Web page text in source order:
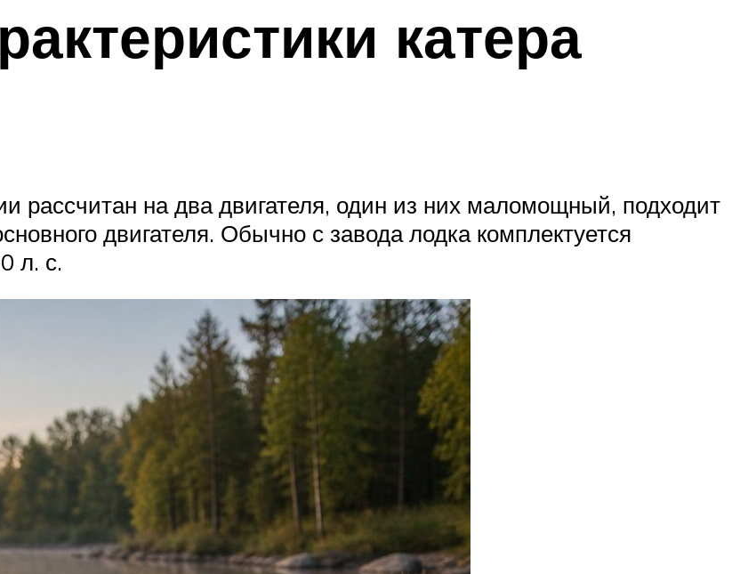
катера
рассчитан на два двигателя, один из них маломощный, подходит
двигателя. Обычно с завода лодка комплектуется
л. с.